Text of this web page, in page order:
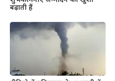
बढ़ाती हैं